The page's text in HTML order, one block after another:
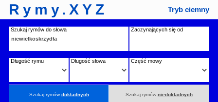
Rymy.XYZ Tryb ciemny
Szukaj rymów do słowa Zaczynających się od
Długość rymu Długość słowa Część mowy
Szukaj rymówdokładnych Szukaj rymów niedokładnych